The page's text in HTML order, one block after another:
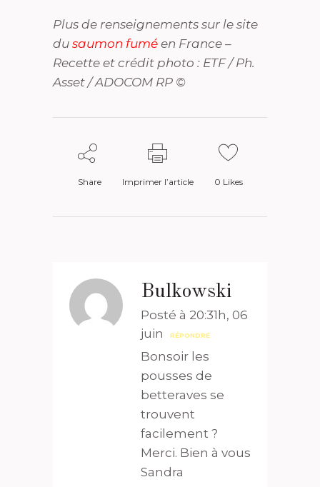
Plus de renseignements sur le site
du saumon fumé en France –
Recette et crédit photo : ETF / Ph.
Asset / ADOCOM RP ©
Share Imprimer l’article 0 Likes
Bulkowski
Posté à 20:31h, 06
juin
RÉPONDRE
Bonsoir les
pousses de
betteraves se
trouvent
facilement ?
Merci. Bien à vous
Sandra